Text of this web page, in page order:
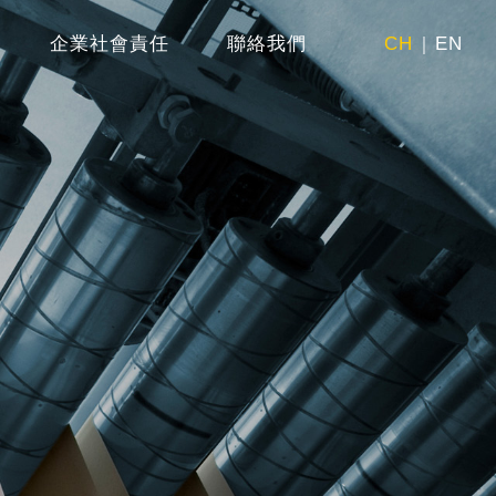
企業社會責任 聯絡我們 CH EN